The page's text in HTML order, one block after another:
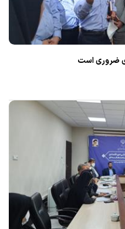
ضروری است